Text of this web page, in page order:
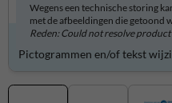
Wegens een technische storing
met de afbeeldingen die getoond
Reden: Could not resolve product
Verkeersbord zelf aanpassen?
Pictogrammen en/of tekst